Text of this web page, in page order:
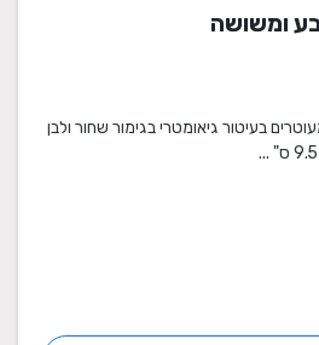
ומשושה
בעיטור גיאומטרי בגימור שחור ולבן